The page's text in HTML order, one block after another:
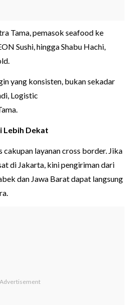
Tama, pemasok seafood ke
Sushi, hingga Shabu Hachi,
yang konsisten, bukan sekadar
Logistic
Lebih Dekat
cakupan layanan cross border. Jika
di Jakarta, kini pengiriman dari
dan Jawa Barat dapat langsung